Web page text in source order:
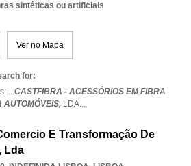
sintéticas ou artificiais
Ver no Mapa
for:
...CASTFIBRA - ACESSÓRIOS EM FIBRA
AUTOMÓVEIS, LDA...
E Transformação De
Lda